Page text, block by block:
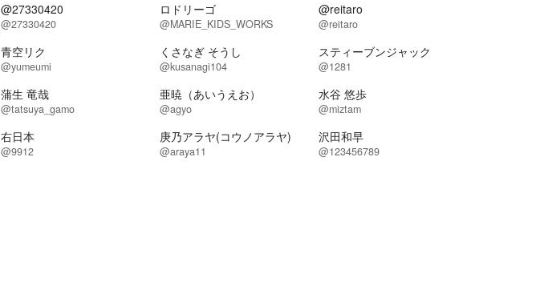
@27330420
@27330420
ロドリーゴ
@MARIE_KIDS_WORKS
@reitaro
@reitaro
青空リク
@yumeumi
くさなぎ そうし
@kusanagi104
スティーブンジャック
@1281
蒲生 竜哉
@tatsuya_gamo
亜暁（あいうえお）
@agyo
水谷 悠歩
@miztam
右日本
@9912
庚乃アラヤ(コウノアラヤ)
@araya11
沢田和早
@123456789